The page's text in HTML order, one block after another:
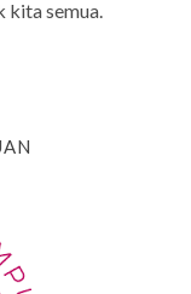
kita semua.